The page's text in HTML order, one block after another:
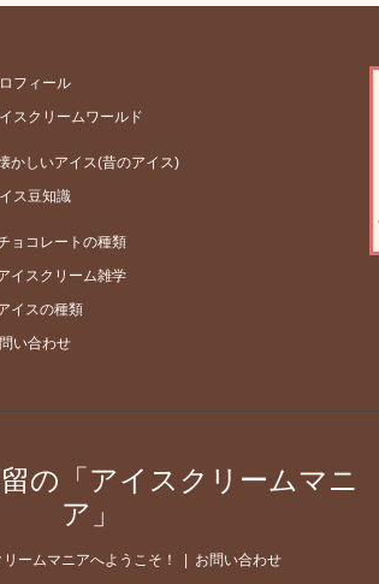
フィール
スクリームワールド
かしいアイス(昔のアイス)
ス豆知識
ョコレートの種類
イスクリーム雑学
イスの種類
い合わせ
の「アイスクリームマニ
ア」
ームマニアへようこそ！ お問い合わせ